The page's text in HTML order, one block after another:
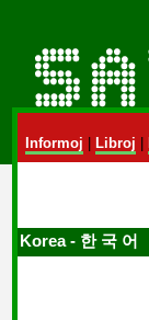
Informoj Libroj
Korea ‑ 한 국 어